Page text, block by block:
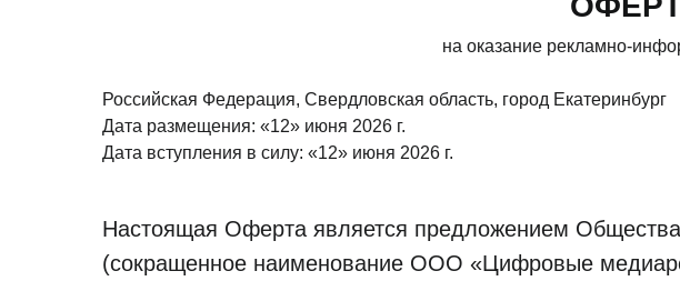
на оказание рекламно-
Российская Федерация, Свердловская область, город Екатеринбург
Дата размещения: «12» июня 2026 г.
Дата вступления в силу: «12» июня 2026 г.
Настоящая Оферта является предложением
(сокращенное наименование ООО «Цифровые